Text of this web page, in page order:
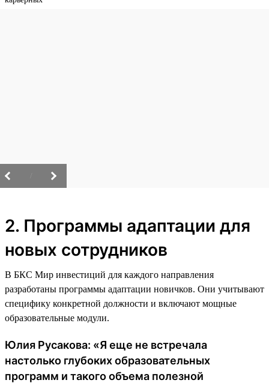
2. Программы адаптации для
новых сотрудников
В БКС Мир инвестиций для каждого направления
разработаны программы адаптации новичков. Они учитывают
специфику конкретной должности и включают мощные
образовательные модули.
Юлия Русакова: «Я еще не встречала
настолько глубоких образовательных
программ и такого объема полезной